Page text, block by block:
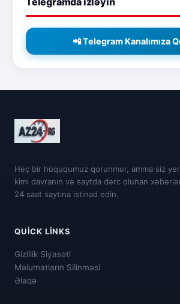
📲 Telegram Kanalımıza
Heç bir hüququmuz qorunmur, amma siz
kimi davranın və saytda dərc olunan
24 saat saytına istinad edin.
QUICK LINKS
Gizlilik Siyasəti
Məlumatların Silinməsi
Əlaqə